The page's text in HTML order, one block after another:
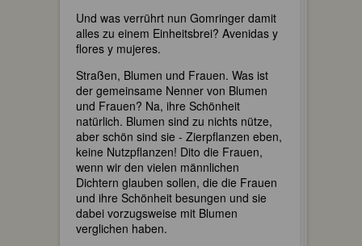
Und was verrührt nun Gomringer damit
alles zu einem Einheitsbrei? Avenidas y
flores y mujeres.
Straßen, Blumen und Frauen. Was ist
der gemeinsame Nenner von Blumen
und Frauen? Na, ihre Schönheit
natürlich. Blumen sind zu nichts nütze,
aber schön sind sie - Zierpflanzen eben,
keine Nutzpflanzen! Dito die Frauen,
wenn wir den vielen männlichen
Dichtern glauben sollen, die die Frauen
und ihre Schönheit besungen und sie
dabei vorzugsweise mit Blumen
verglichen haben.